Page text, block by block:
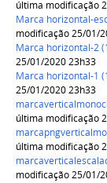
última modificação
Marca horizontal-
modificação 25/01/
Marca horizontal-2
25/01/2020 23h33
Marca horizontal-1
25/01/2020 23h33
última modificação
última modificação
modificação 25/01/